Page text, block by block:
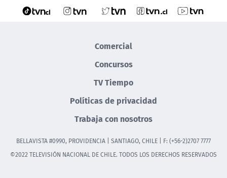
Comercial
Concursos
TV Tiempo
Políticas de privacidad
Trabaja con nosotros
BELLAVISTA #0990, PROVIDENCIA | SANTIAGO, CHILE | F: (+56-2)2707 7777
©2022 TELEVISIÓN NACIONAL DE CHILE. TODOS LOS DERECHOS RESERVADOS